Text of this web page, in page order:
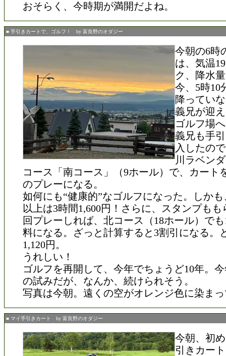
おそらく、今時期が満開だよね。
■ 手引きカートで、ゴルフ！ by 富良野のオダジー
今朝の6時
は、気温
ク、降水
今、5時10
降ってい
義兄が迎
ゴルフ場
義兄も手
入したの
川ラベン
コース「南コース」（9ホール）で、カート
のプレーになる。
如何にも“健康的”なゴルフになった。しか
以上は3時間1,600円！さらに、スタンプも
回プレーしれば、北コース（18ホール）で
料になる。ざっと計算すると3割引になる。
1,120円。
うれしい！
ゴルフを再開して、今年でちょうど10年。
の試みだが、なんか、続けられそう。
写真は今朝。遠くの空がオレンジ色に染ま
■ マイ手引きカート by 富良野のオダジー
今朝、初
引きカー